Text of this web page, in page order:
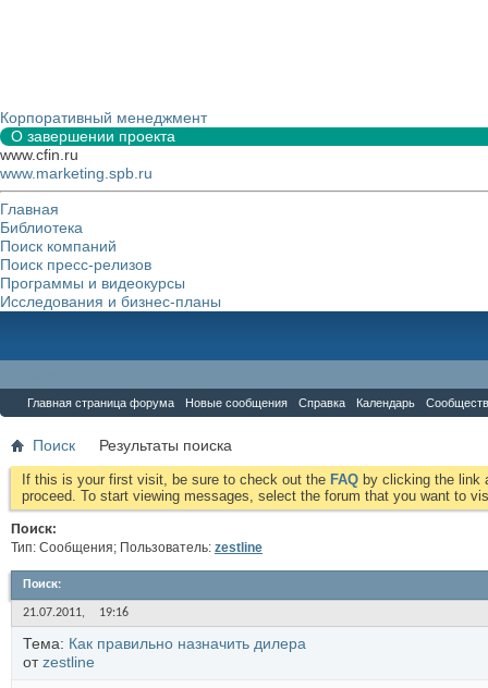
Корпоративный менеджмент
О завершении проекта
www.cfin.ru
www.marketing.spb.ru
Главная
Библиотека
Поиск компаний
Поиск пресс-релизов
Программы и видеокурсы
Исследования и бизнес-планы
Главная страница форума Новые сообщения Справка Календарь
Поиск Результаты поиска
If this is your first visit, be sure to check out the FAQ by clicking the link
proceed. To start viewing messages, select the forum that you want to
Поиск:
Тип: Сообщения; Пользователь: zestline
Поиск:
21.07.2011, 19:16
Тема: Как правильно назначить дилера
отzestline